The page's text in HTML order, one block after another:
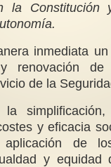
la Constitución
inmediata
y renovación
de la
simplificación,
y eficacia
aplicación de
y equidad